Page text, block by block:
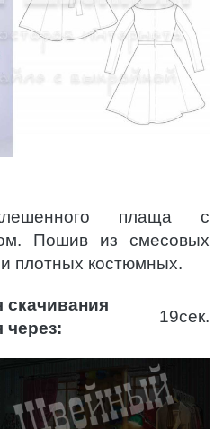
плаща с
Пошив из смесовых
плотных костюмных.
через:
18сек.